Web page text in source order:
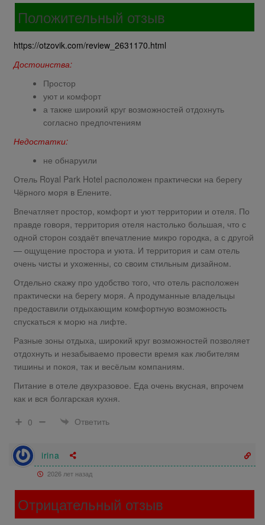
Положительный отзыв
https://otzovik.com/review_2631170.html
Достоинства:
Простор
уют и комфорт
а также широкий круг возможностей отдохнуть
согласно предпочтениям
Недостатки:
не обнаруили
Отель Royal Park Hotel расположен практически на берегу
Чёрного моря в Елените.
Впечатляет простор, комфорт и уют территории и отеля. По
правде говоря, территория отеля настолько большая, что с
одной сторон создаёт впечатление микро городка, а с другой
— ощущение простора и уюта. И территория и сам отель
очень чисты и ухоженны, со своим стильным дизайном.
Отдельно скажу про удобство того, что отель расположен
практически на берегу моря. А продуманные владельцы
предоставили отдыхающим комфортную возможность
спускаться к морю на лифте.
Разные зоны отдыха, широкий круг возможностей позволяет
отдохнуть и незабываемо провести время как любителям
тишины и покоя, так и весёлым компаниям.
Питание в отеле двухразовое. Еда очень вкусная, впрочем
как и вся болгарская кухня.
0
Ответить
irina
2026 лет назад
Отрицательный отзыв